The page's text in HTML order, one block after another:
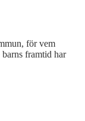
för vem
framtid har